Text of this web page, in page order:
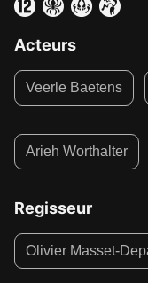
Acteurs
Veerle Baetens
Arieh Worthalter
Regisseur
Olivier Masset-